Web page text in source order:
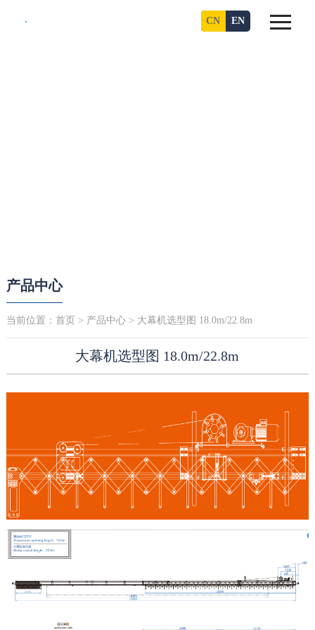
CN EN
产品中心
当前位置： 首页 > 产品中心> 大幕机选型图 18.0m/22.8m
大幕机选型图 18.0m/22.8m